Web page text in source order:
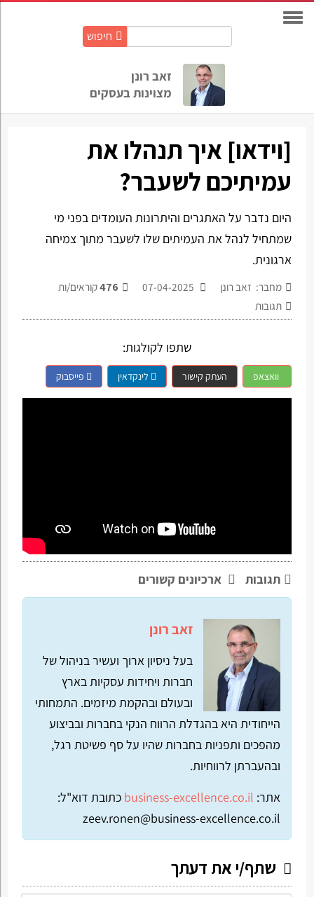
חיפוש
זאב רונן
מצוינות בעסקים
[וידאו] איך תנהלו את
עמיתיכם לשעבר?
היום נדבר על האתגרים והיתרונות העומדים בפני מי
שמתחיל לנהל את העמיתים שלו לשעבר מתוך צמיחה
ארגונית.
מחבר: זאב רונן 476קוראים/ות
תגובות
שתפו לקולגות:
וואצאפ העתק קישור לינקדאין פייסבוק
תגובות ארכיונים קשורים
זאב רונן
בעל ניסיון ארוך ועשיר בניהול של
חברות ויחידות עסקיות בארץ
ובעולם ובהקמת מיזמים. התמחותי
הייחודית היא בהגדלת הרווח הנקי בחברות ובביצוע
מהפכים ותפניות בחברות שהיו על סף פשיטת רגל,
ובהעברתן לרווחיות.
אתר: business-excellence.co.il כתובת דוא"ל:
zeev.ronen@business-excellence.co.il
שתף/י את דעתך